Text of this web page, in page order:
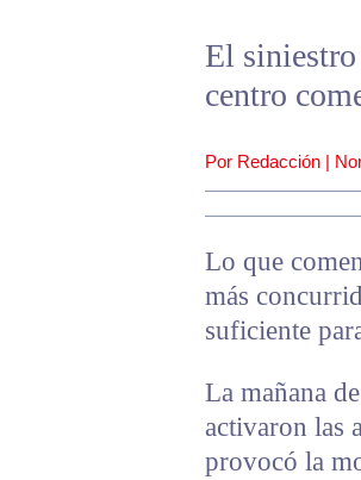
El
centro
Por Redacción |
Lo que
más
suficiente
La mañana
activaron las
provocó la